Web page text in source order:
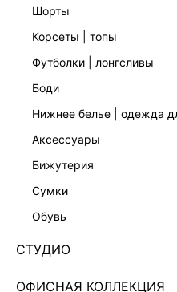
шорты
корсеты | топы
футболки | лонгсливы
боди
нижнее белье | одежда
аксессуары
бижутерия
сумки
обувь
СТУДИО
ОФИСНАЯ КОЛЛЕКЦИЯ
5153219729-50
1,250 ₽x 4 платежа с Подели